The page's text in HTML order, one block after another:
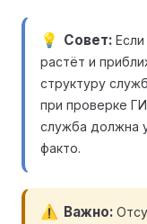
Совет
растёт и
структуру
при проверке
служба должна
факто.
Важно